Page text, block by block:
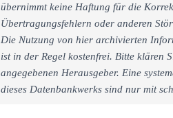
übernimmt keine Haftung für die
Übertragungsfehlern oder anderen
Die Nutzung von hier archivierten
ist in der Regel kostenfrei. Bitte klären
angegebenen Herausgeber. Eine
dieses Datenbankwerks sind nur mit